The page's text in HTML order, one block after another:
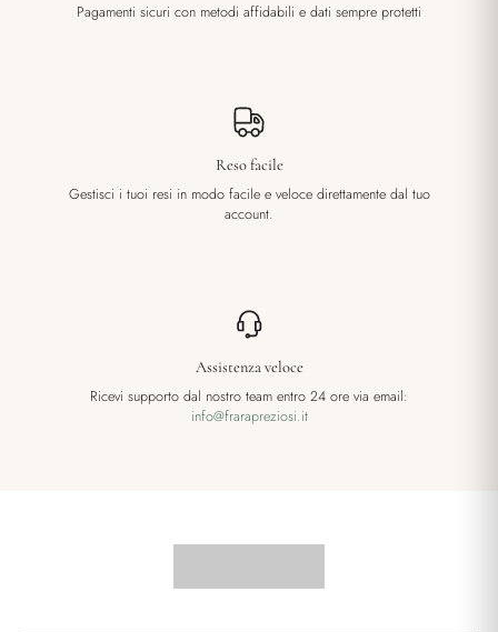
Pagamenti sicuri con metodi affidabili e dati sempre protetti
Reso facile
Gestisci i tuoi resi in modo facile e veloce direttamente dal tuo
account.
Assistenza veloce
Ricevi supporto dal nostro team entro 24 ore via email:
info@frarapreziosi.it